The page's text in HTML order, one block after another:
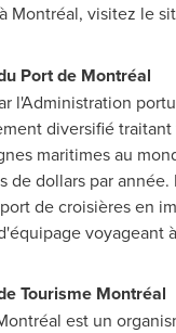
Montréal, visitez le
Port de Montréal
l'Administration
diversifié
maritimes au
de dollars par
de croisières en
voyageant
Tourisme Montréal
est un